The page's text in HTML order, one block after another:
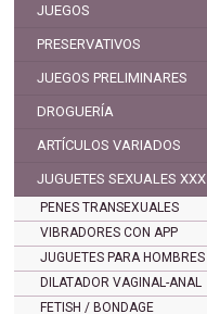
JUEGOS
PRESERVATIVOS
JUEGOS PRELIMINARES
DROGUERÍA
ARTÍCULOS VARIADOS
JUGUETES SEXUALES XXX
PENES TRANSEXUALES
VIBRADORES CON APP
JUGUETES PARA HOMBRES
DILATADOR VAGINAL-ANAL
FETISH / BONDAGE